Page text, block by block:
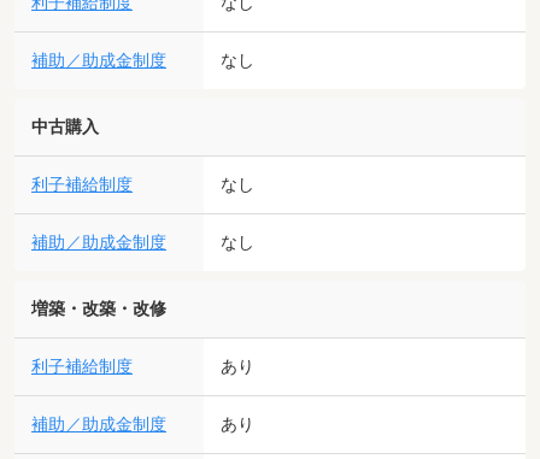
補助／助成金制度 なし
中古購入
利子補給制度 なし
補助／助成金制度 なし
増築・改築・改修
利子補給制度 あり
補助／助成金制度 あり